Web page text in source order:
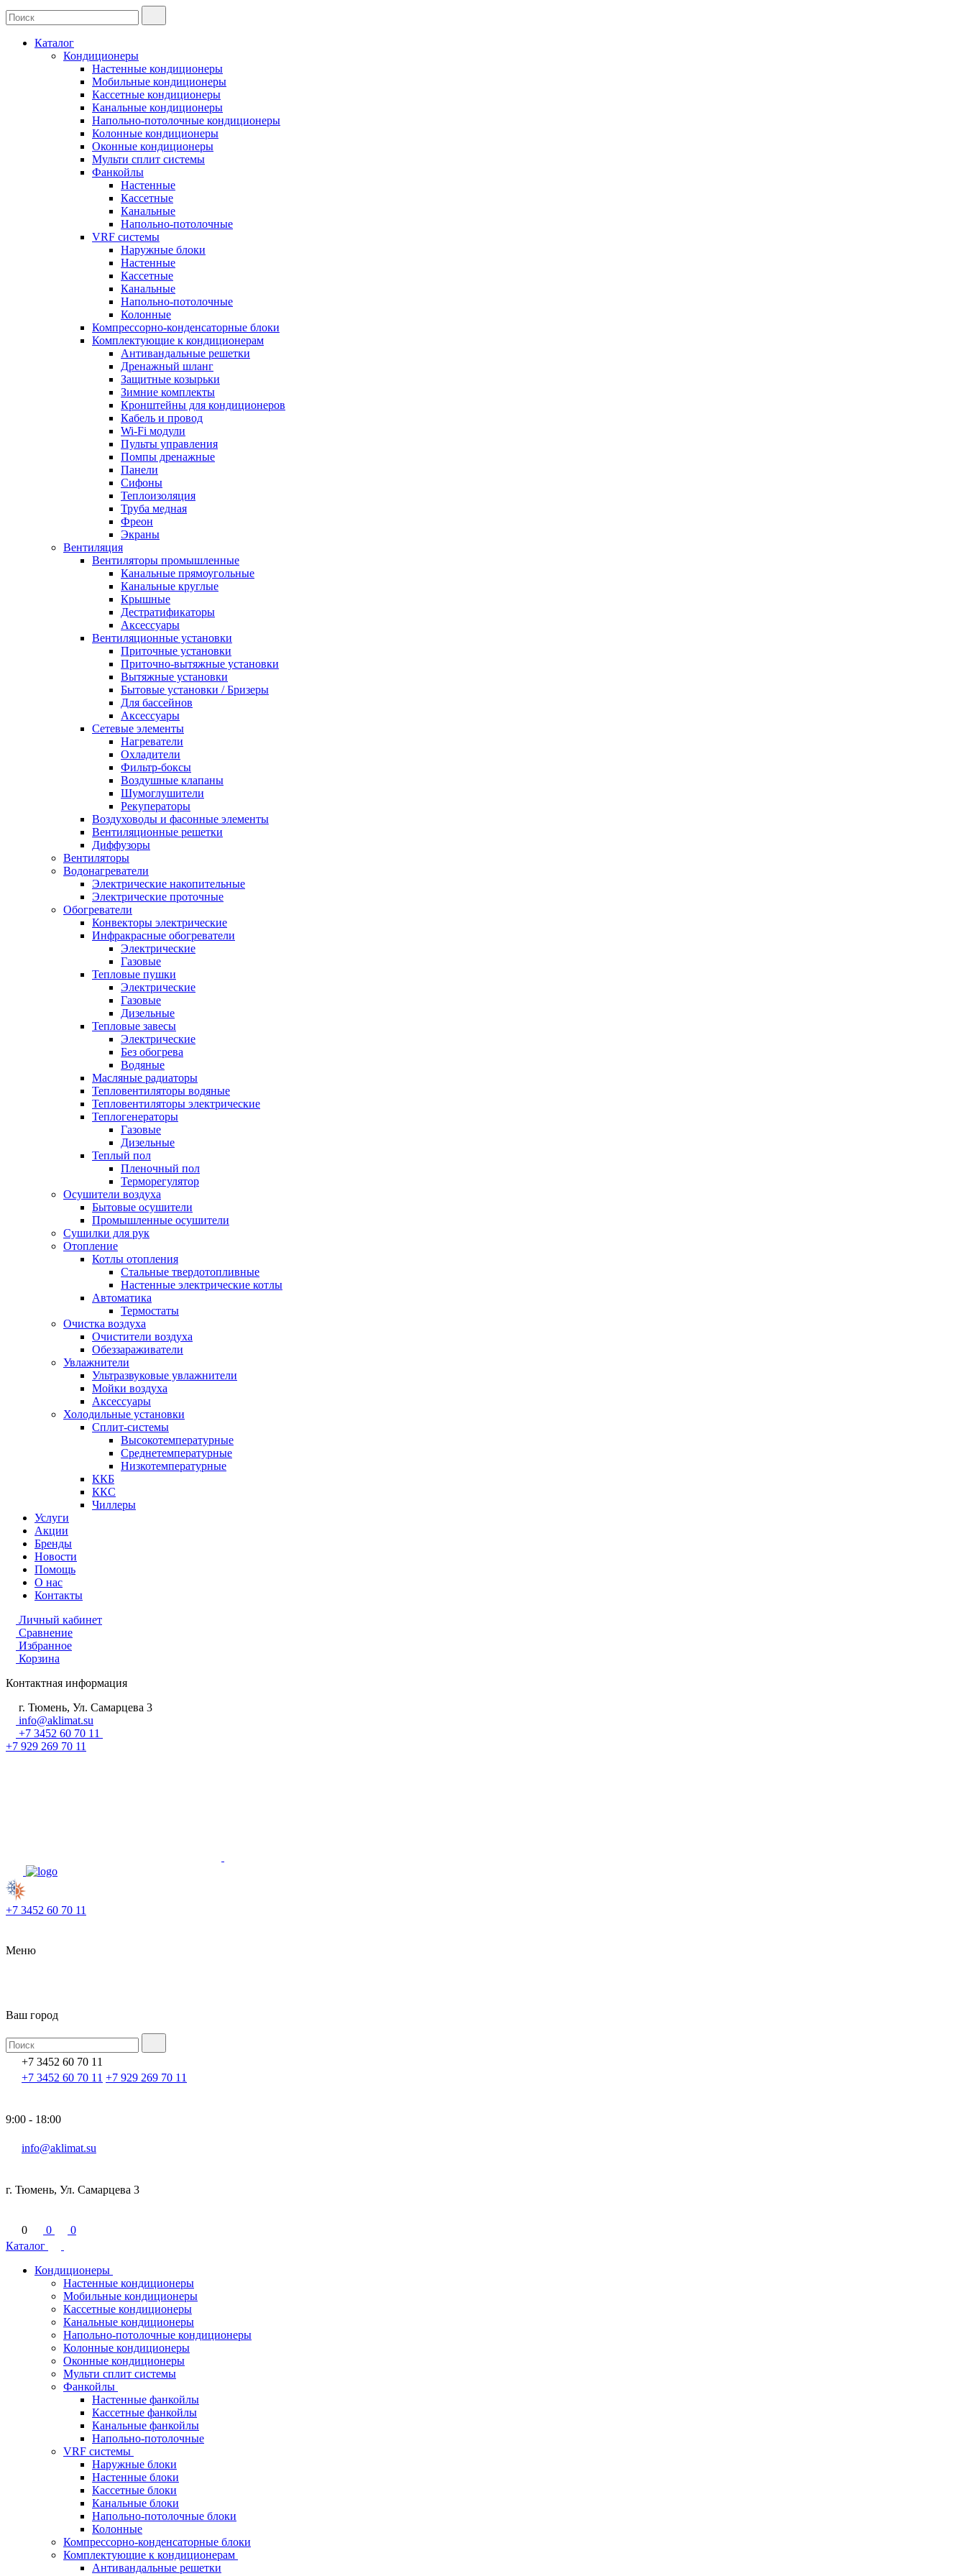
Каталог
Кондиционеры
Настенные кондиционеры
Мобильные кондиционеры
Кассетные кондиционеры
Канальные кондиционеры
Напольно-потолочные кондиционеры
Колонные кондиционеры
Оконные кондиционеры
Мульти сплит системы
Фанкойлы
Настенные
Кассетные
Канальные
Напольно-потолочные
VRF системы
Наружные блоки
Настенные
Кассетные
Канальные
Напольно-потолочные
Колонные
Компрессорно-конденсаторные блоки
Комплектующие к кондиционерам
Антивандальные решетки
Дренажный шланг
Защитные козырьки
Зимние комплекты
Кронштейны для кондиционеров
Кабель и провод
Wi-Fi модули
Пульты управления
Помпы дренажные
Панели
Сифоны
Теплоизоляция
Труба медная
Фреон
Экраны
Вентиляция
Вентиляторы промышленные
Канальные прямоугольные
Канальные круглые
Крышные
Дестратификаторы
Аксессуары
Вентиляционные установки
Приточные установки
Приточно-вытяжные установки
Вытяжные установки
Бытовые установки / Бризеры
Для бассейнов
Аксессуары
Сетевые элементы
Нагреватели
Охладители
Фильтр-боксы
Воздушные клапаны
Шумоглушители
Рекуператоры
Воздуховоды и фасонные элементы
Вентиляционные решетки
Диффузоры
Вентиляторы
Водонагреватели
Электрические накопительные
Электрические проточные
Обогреватели
Конвекторы электрические
Инфракрасные обогреватели
Электрические
Газовые
Тепловые пушки
Электрические
Газовые
Дизельные
Тепловые завесы
Электрические
Без обогрева
Водяные
Масляные радиаторы
Тепловентиляторы водяные
Тепловентиляторы электрические
Теплогенераторы
Газовые
Дизельные
Теплый пол
Пленочный пол
Терморегулятор
Осушители воздуха
Бытовые осушители
Промышленные осушители
Сушилки для рук
Отопление
Котлы отопления
Стальные твердотопливные
Настенные электрические котлы
Автоматика
Термостаты
Очистка воздуха
Очистители воздуха
Обеззараживатели
Увлажнители
Ультразвуковые увлажнители
Мойки воздуха
Аксессуары
Холодильные установки
Сплит-системы
Высокотемпературные
Среднетемпературные
Низкотемпературные
ККБ
ККС
Чиллеры
Услуги
Акции
Бренды
Новости
Помощь
О нас
Контакты
Личный кабинет
Сравнение
Избранное
Корзина
Контактная информация
г. Тюмень, Ул. Самарцева 3
info@aklimat.su
+7 3452 60 70 11
+7 929 269 70 11
+7 3452 60 70 11
Меню
Ваш город
+7 3452 60 70 11
+7 3452 60 70 11 +7 929 269 70 11
9:00 - 18:00
info@aklimat.su
г. Тюмень, Ул. Самарцева 3
0 0
0
Каталог
Кондиционеры
Настенные кондиционеры
Мобильные кондиционеры
Кассетные кондиционеры
Канальные кондиционеры
Напольно-потолочные кондиционеры
Колонные кондиционеры
Оконные кондиционеры
Мульти сплит системы
Фанкойлы
Настенные фанкойлы
Кассетные фанкойлы
Канальные фанкойлы
Напольно-потолочные
VRF системы
Наружные блоки
Настенные блоки
Кассетные блоки
Канальные блоки
Напольно-потолочные блоки
Колонные
Компрессорно-конденсаторные блоки
Комплектующие к кондиционерам
Антивандальные решетки